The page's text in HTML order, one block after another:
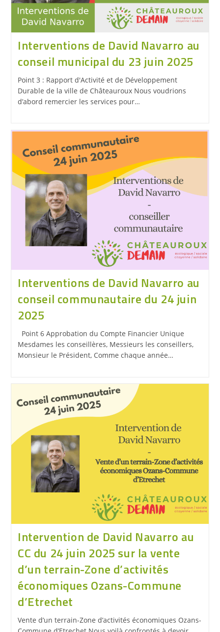
Interventions de David Navarro au
conseil municipal du 23 juin 2025
Point 3 : Rapport d'Activité et de Développement
Durable de la ville de Châteauroux Nous voudrions
d’abord remercier les services pour…
Interventions de David Navarro au
conseil communautaire du 24 juin
2025
Point 6 Approbation du Compte Financier Unique
Mesdames les conseillères, Messieurs les conseillers,
Monsieur le Président, Comme chaque année…
Intervention de David Navarro au
CC du 24 juin 2025 sur la vente
d’un terrain-Zone d’activités
économiques Ozans-Commune
d’Etrechet
Vente d’un terrain-Zone d’activités économiques Ozans-